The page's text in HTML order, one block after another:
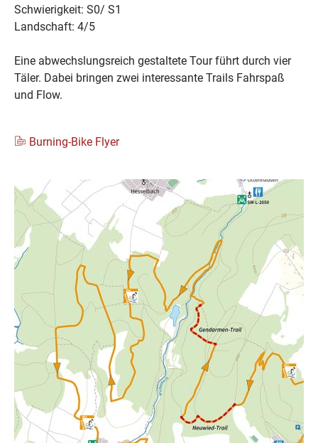
Schwierigkeit: S0/ S1
Landschaft: 4/5
Eine abwechslungsreich gestaltete Tour führt durch vier
Täler. Dabei bringen zwei interessante Trails Fahrspaß
und Flow.
Burning-Bike Flyer